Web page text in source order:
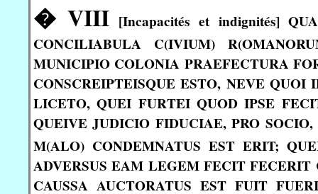
� VIII [Incapacités et indignités]
CONCILIABULA C(IVIUM)
MUNICIPIO COLONIA PRAEFECTURA
CONSCREIPTEISQUE ESTO, NEVE
LICETO, QUEI FURTEI QUOD IPSE
QUEIVE JUDICIO FIDUCIAE, PRO
M(ALO) CONDEMNATUS EST ERIT;
ADVERSUS EAM LEGEM FECIT
CAUSSA AUCTORATUS EST FUIT